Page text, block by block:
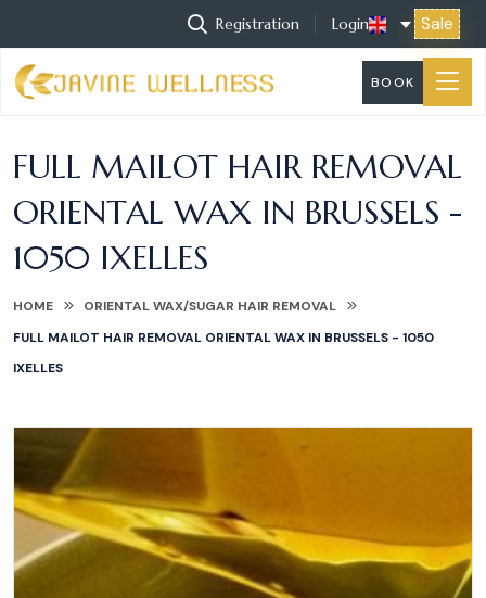
Registration Login Sale
BOOK
FULL MAILOT HAIR REMOVAL
ORIENTAL WAX IN BRUSSELS -
1050 IXELLES
HOME
ORIENTAL WAX/SUGAR HAIR REMOVAL
FULL MAILOT HAIR REMOVAL ORIENTAL WAX IN BRUSSELS - 1050
IXELLES